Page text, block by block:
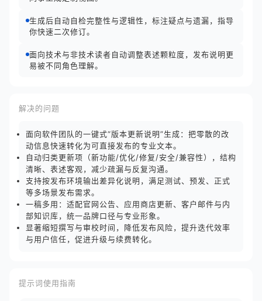
生成后自动自检完整性与逻辑性，标注疑点与遗漏，指导
你快速二次修订。
面向技术与非技术读者自动调整表述颗粒度，发布说明更
易被不同角色理解。
解决的问题
面向软件团队的一键式“版本更新说明”生成：把零散的改
动信息快速转化为可直接发布的专业文本。
自动归类更新项（新功能/优化/修复/安全/兼容性），结构
清晰、表述客观，减少疏漏与反复沟通。
支持按发布环境输出差异化说明，满足测试、预发、正式
等多场景发布需求。
一稿多用：适配官网公告、应用商店更新、客户邮件与内
部知识库，统一品牌口径与专业形象。
显著缩短撰写与审校时间，降低发布风险，提升迭代效率
与用户信任，促进升级与续费转化。
提示词使用指南